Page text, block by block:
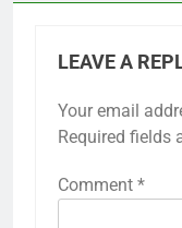
LEAVE A
Your email
Required fields
Comment *